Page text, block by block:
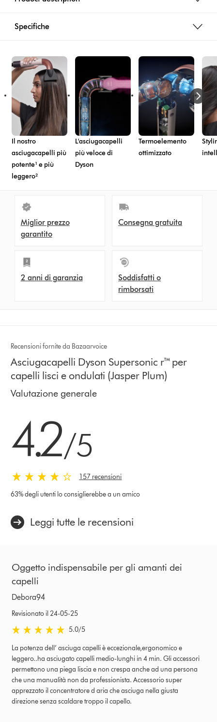
Specifiche
Il nostro
asciugacapelli più
potente¹ e più
leggero²
L'asciugacapelli
più veloce di
Dyson
Termoelemento
ottimizzato
Miglior prezzo
garantito
Consegna gratuita
2 anni di garanzia
Soddisfatti o
rimborsati
Recensioni fornite da Bazaarvoice
Asciugacapelli Dyson Supersonic r™ per
capelli lisci e ondulati (Jasper Plum)
Valutazione generale
4.2/5
157 recensioni
63% degli utenti lo consiglierebbe a un amico
Leggi tutte le recensioni
Oggetto indispensabile per gli amanti dei
capelli
Debora94
Revisionato il 24-05-25
5.0 stars out of 5 from Revisionato il 24-05-25 recensioni
5.0/5
La potenza dell’ asciuga capelli è eccezionale,ergonomico e
leggero..ha asciugato capelli medio-lunghi in 4 min. Gli accessori
permettono una piega liscia e non crespa anche ad una persona
che una manualità non da professionista. Accessorio super
apprezzato il concentratore d aria che asciuga nella giusta
direzione senza scaldare troppo il capello.